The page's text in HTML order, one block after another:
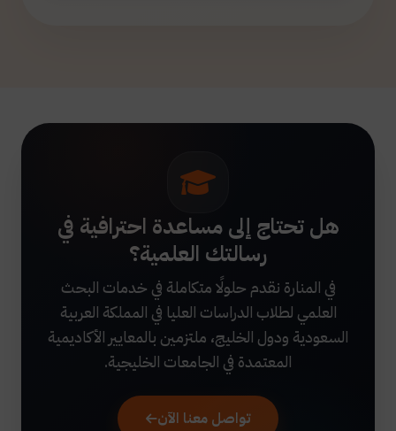
هل تحتاج إلى مساعدة احترافية في
رسالتك العلمية؟
في المنارة نقدم حلولًا متكاملة في خدمات البحث
العلمي لطلاب الدراسات العليا في المملكة العربية
السعودية ودول الخليج، ملتزمين بالمعايير الأكاديمية
المعتمدة في الجامعات الخليجية.
تواصل معنا الآن